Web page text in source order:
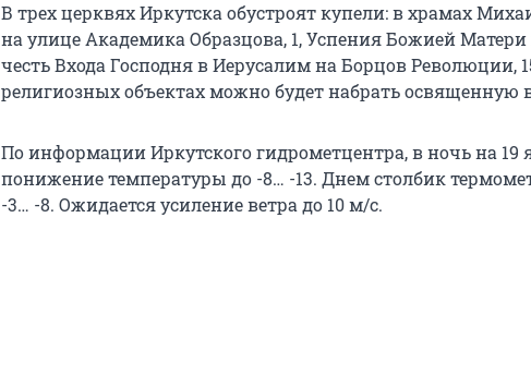
В трех церквях Иркутска обустроят купели: в храмах
на улице Академика Образцова, 1, Успения Божией
честь Входа Господня в Иерусалим на Борцов Революции,
религиозных объектах можно будет набрать освященную
По информации Иркутского гидрометцентра, в ночь на 19
понижение температуры до -8… -13. Днем столбик
-3… -8. Ожидается усиление ветра до 10 м/с.